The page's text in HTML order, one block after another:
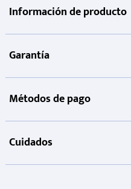
Información de producto
Garantía
Métodos de pago
Cuidados